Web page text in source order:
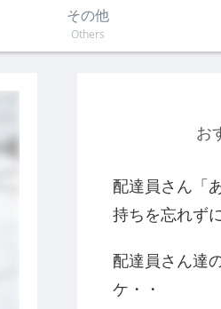
その他
Others
お
配達員さん「
持ちを忘れず
配達員さん達
ケ・・